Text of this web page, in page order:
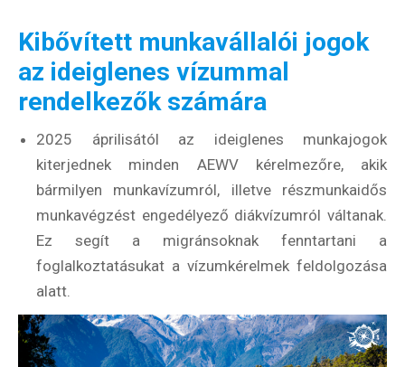
Kibővített munkavállalói jogok
az ideiglenes vízummal
rendelkezők számára
2025 áprilisától az ideiglenes munkajogok
kiterjednek minden AEWV kérelmezőre, akik
bármilyen munkavízumról, illetve részmunkaidős
munkavégzést engedélyező diákvízumról váltanak.
Ez segít a migránsoknak fenntartani a
foglalkoztatásukat a vízumkérelmek feldolgozása
alatt.